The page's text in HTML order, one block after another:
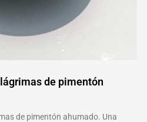
de pimentón
de pimentón ahumado. Una